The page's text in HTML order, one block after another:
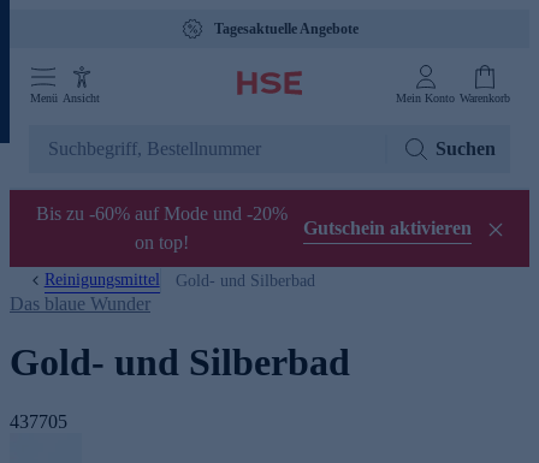
Tagesaktuelle Angebote
Menü Ansicht Mein Konto Warenkorb
Suchen
Bis zu -60% auf Mode und -20%
on top!
Gutschein aktivieren
Reinigungsmittel Gold- und Silberbad
Das blaue Wunder
Gold- und Silberbad
437705